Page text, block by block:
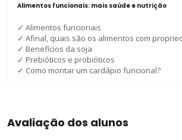
Alimentos funcionais: mais saúde e nutrição
✓ Alimentos funcionais
✓ Afinal, quais são os alimentos com
✓ Benefícios da soja
✓ Prebióticos e probióticos
✓ Como montar um cardápio funcional?
Avaliação dos alunos